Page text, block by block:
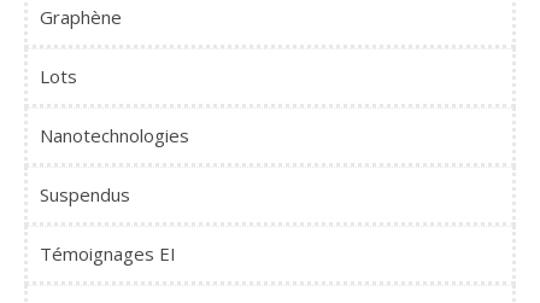
Graphène
Lots
Nanotechnologies
Suspendus
Témoignages EI